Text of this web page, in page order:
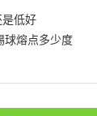
低好
球熔点多少度